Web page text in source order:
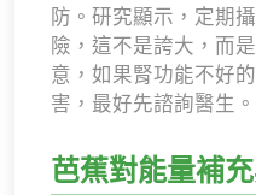
防。研究顯示，定期
險，這不是誇大，而
意，如果腎功能不好
害，最好先諮詢醫生。
芭蕉對能量補